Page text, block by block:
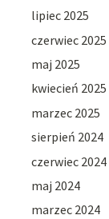
lipiec 2025
czerwiec 2025
maj 2025
kwiecień 2025
marzec 2025
sierpień 2024
czerwiec 2024
maj 2024
marzec 2024